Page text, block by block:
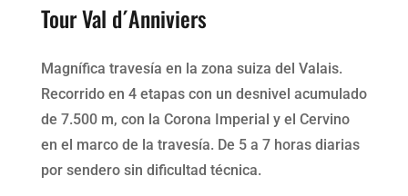
Tour Val d´Anniviers
Magnífica travesía en la zona suiza del Valais.
Recorrido en 4 etapas con un desnivel acumulado
de 7.500 m, con la Corona Imperial y el Cervino
en el marco de la travesía. De 5 a 7 horas diarias
por sendero sin dificultad técnica.